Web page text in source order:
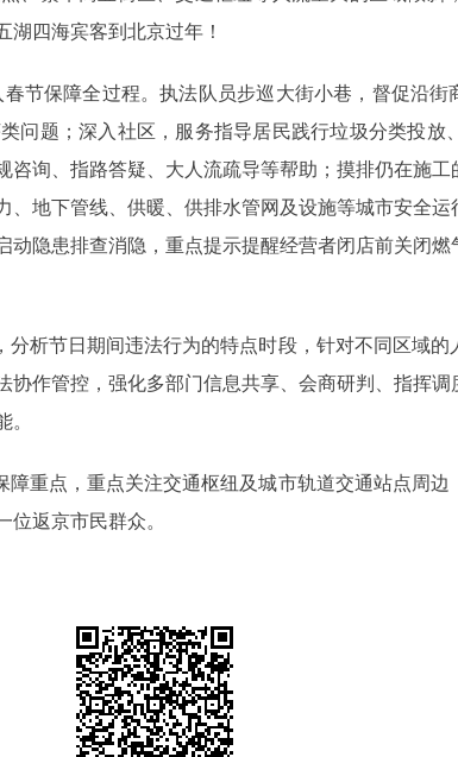
四海宾客到北京过年！
保障全过程。执法队员步巡大街小巷，督促沿街
问题；深入社区，服务指导居民践行垃圾分类投放
询、指路答疑、大人流疏导等帮助；摸排仍在施
地下管线、供暖、供排水管网及设施等城市安全
隐患排查消隐，重点提示提醒经营者闭店前关闭
析节日期间违法行为的特点时段，针对不同区域的
协作管控，强化多部门信息共享、会商研判、指挥
。
重点，重点关注交通枢纽及城市轨道交通站点周边
返京市民群众。